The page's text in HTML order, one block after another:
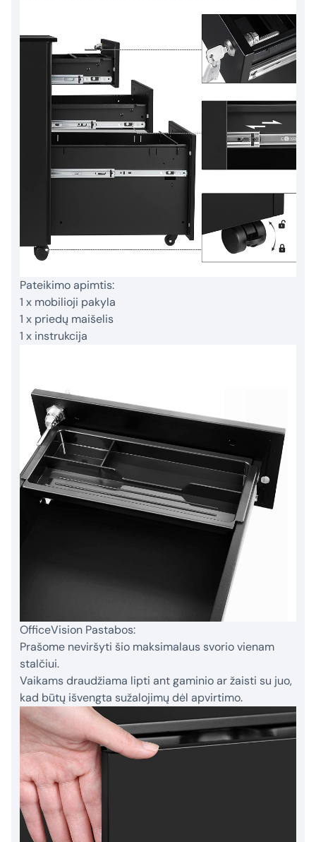
Pateikimo apimtis:
1 x mobilioji pakyla
1 x priedų maišelis
1 x instrukcija
OfficeVision Pastabos:
Prašome neviršyti šio maksimalaus svorio vienam
stalčiui.
Vaikams draudžiama lipti ant gaminio ar žaisti su juo,
kad būtų išvengta sužalojimų dėl apvirtimo.